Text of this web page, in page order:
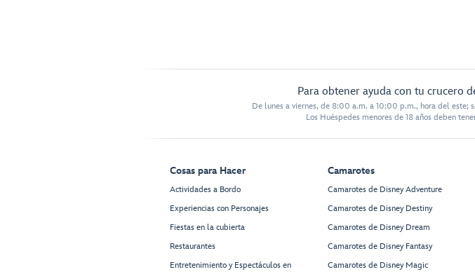
Para obtener ayuda con tu crucero
De lunes a viernes, de 8:00 a.m. a 10:00 p.m., hora del
Los Huéspedes menores de 18 años deben
Cosas para Hacer
Actividades a Bordo
Experiencias con Personajes
Fiestas en la cubierta
Restaurantes
Entretenimiento y Espectáculos en
Camarotes
Camarotes de Disney Adventure
Camarotes de Disney Destiny
Camarotes de Disney Dream
Camarotes de Disney Fantasy
Camarotes de Disney Magic